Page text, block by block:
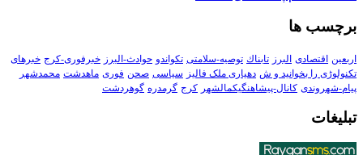
برچسب ها
اربعین اقتصادی البرز تابناك توصیه-سلامتی تکواندو حوادث-البرز خبرفوری-کرج خبرهای
تکنولوڑی را بخوانید و ش دهیاری ملک فالیز سیاسی صحن فوری ماهدشت محمدشهر
پیام-شهروندی کانال-پیشاهنگیکمالشهر کرج گرمدره گوهردشت
تبلیغات